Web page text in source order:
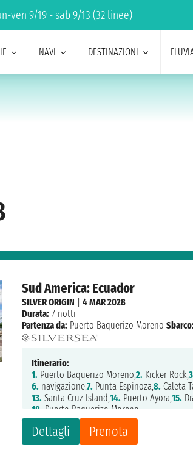
ven 9/19 - sab 9/13 (32 linee)
NAVI DESTINAZIONI
Sud America: Ecuador
Dettagli Prenota
SILVER ORIGIN |4 MAR 2028
Durata: 7 notti
Partenza da: Puerto Baquerizo Moreno Sbarco:
Itinerario:
1. Puerto Baquerizo Moreno,2. Kicker Rock,
6. navigazione,7. Punta Espinoza,8. Caleta
13. Santa Cruz Island,14. Puerto Ayora,15.
18. Puerto Baquerizo Moreno